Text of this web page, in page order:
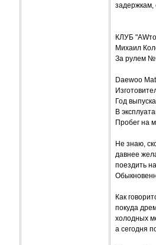
задержкам,
КЛУБ
Михаил
За рулем
Daewoo
Год
В
Пробег на
Не знаю,
давнее
поездить
Как
покуда
холодных
а сегодня